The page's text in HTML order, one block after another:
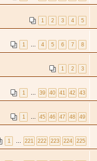
1 2 3 4 5
1 4 5 6 7 8
1 2 3
1 39 40 41 42 43
1 45 46 47 48 49
1 221 222 223 224 225